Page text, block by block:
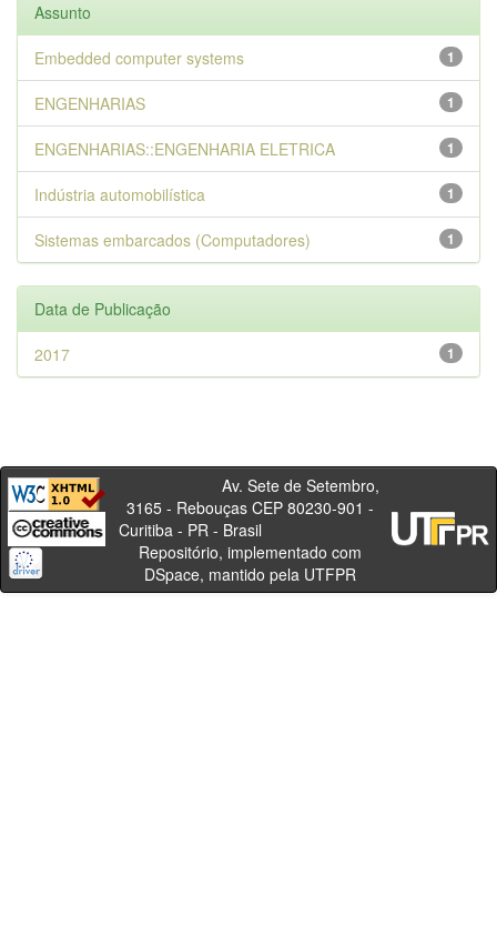
Assunto
1
Embedded computer systems
1
ENGENHARIAS
1
ENGENHARIAS::ENGENHARIA ELETRICA
1
Indústria automobilística
1
Sistemas embarcados (Computadores)
Data de Publicação
1
2017
Av. Sete de Setembro,
3165 - Rebouças CEP 80230-901 -
Curitiba - PR - Brasil
Repositório, implementado com
DSpace, mantido pela UTFPR